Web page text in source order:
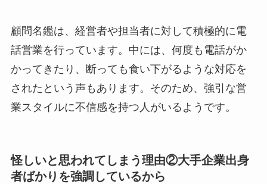
Temuは怪しい？口コ
ミ・評判が正直ヤバ
顧問名鑑は、経営者や担当者に対して積極的に電
話営業を行っています。中には、何度も電話がか
かってきたり、断っても食い下がるような対応を
されたという声もあります。そのため、強引な営
業スタイルに不信感を持つ人がいるようです。
怪しいと思われてしまう理由②大手企業出身
者ばかりを強調しているから